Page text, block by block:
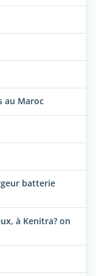
au Maroc
batterie
à Kenitra? on